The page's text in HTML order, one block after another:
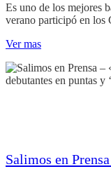
Es uno de los mejores
verano participó en
Ver mas
Salimos en